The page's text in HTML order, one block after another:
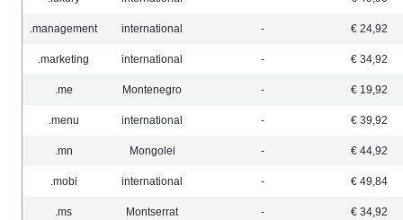
.management international - € 24,92
.marketing international - € 34,92
.me Montenegro - € 19,92
.menu international - € 39,92
.mn Mongolei - € 44,92
.mobi international - € 49,84
.ms Montserrat - € 34,92